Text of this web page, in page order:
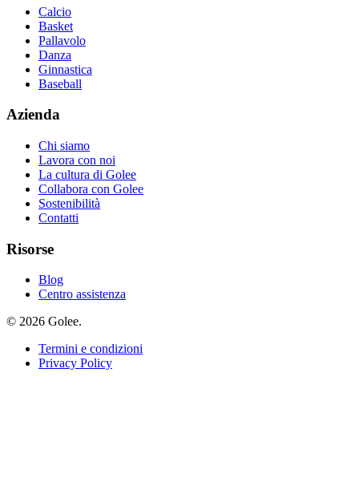
Calcio
Basket
Pallavolo
Danza
Ginnastica
Baseball
Azienda
Chi siamo
Lavora con noi
La cultura di Golee
Collabora con Golee
Sostenibilità
Contatti
Risorse
Blog
Centro assistenza
© 2026 Golee.
Termini e condizioni
Privacy Policy